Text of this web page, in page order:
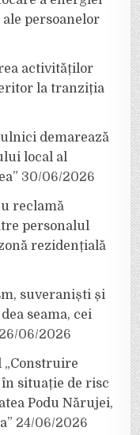
persoanelor
activităților
la tranziția
demarează
local al
30/06/2026
reclamă
personalul
rezidențială
suveraniști și
seama, cei
26/06/2026
„Construire
situație de risc
Podu Nărujei,
24/06/2026